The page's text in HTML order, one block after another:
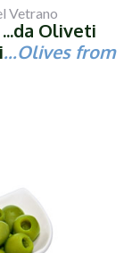
Vetrano
Oliveti
...Olives from